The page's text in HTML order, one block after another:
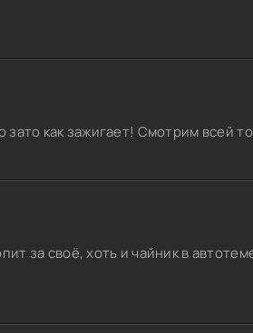
зато как зажигает! Смотрим всей
за своё, хоть и чайник в